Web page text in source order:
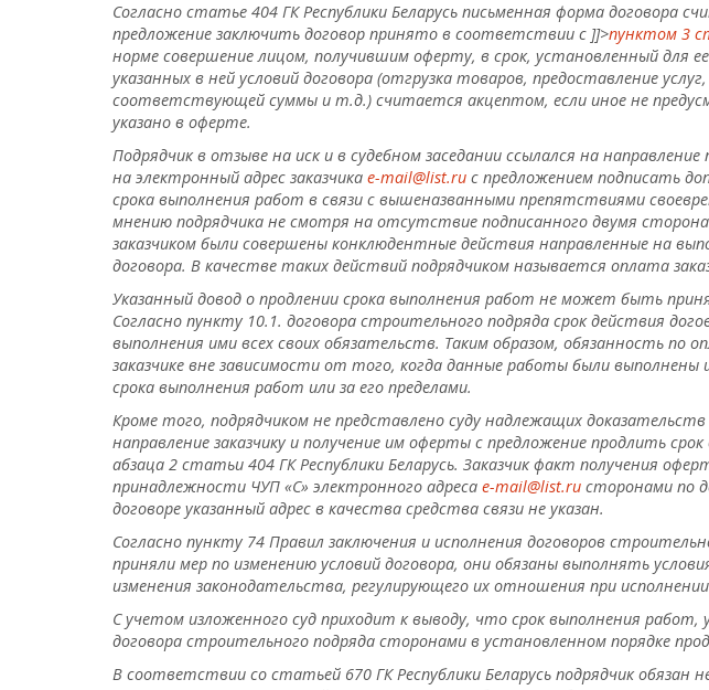
Согласно статье 404 ГК Республики Беларусь письменная форма договора
предложение заключить договор принято в соответствии с ]]>пунктом 3
норме совершение лицом, получившим оферту, в срок, установленный для
указанных в ней условий договора (отгрузка товаров, предоставление
соответствующей суммы и т.д.) считается акцептом, если иное не
указано в оферте.
Подрядчик в отзыве на иск и в судебном заседании ссылался на
на электронный адрес заказчика e-mail@list.ru с предложением подписать
срока выполнения работ в связи с вышеназванными препятствиями
мнению подрядчика не смотря на отсутствие подписанного двумя
заказчиком были совершены конклюдентные действия направленные на
договора. В качестве таких действий подрядчиком называется оплата
Указанный довод о продлении срока выполнения работ не может быть
Согласно пункту 10.1. договора строительного подряда срок действия
выполнения ими всех своих обязательств. Таким образом, обязанность
заказчике вне зависимости от того, когда данные работы были выполнены
срока выполнения работ или за его пределами.
Кроме того, подрядчиком не представлено суду надлежащих
направление заказчику и получение им оферты с предложение продлить
абзаца 2 статьи 404 ГК Республики Беларусь. Заказчик факт получения
принадлежности ЧУП «С» электронного адреса e-mail@list.ru сторонами по
договоре указанный адрес в качества средства связи не указан.
Согласно пункту 74 Правил заключения и исполнения договоров
приняли мер по изменению условий договора, они обязаны выполнять
изменения законодательства, регулирующего их отношения при исполнении
С учетом изложенного суд приходит к выводу, что срок выполнения работ,
договора строительного подряда сторонами в установленном порядке
В соответствии со статьей 670 ГК Республики Беларусь подрядчик обязан